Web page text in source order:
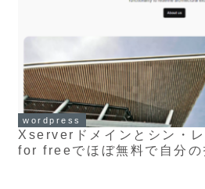
wordpress
Xserverドメインとシン・
for freeでほぼ無料で自分の